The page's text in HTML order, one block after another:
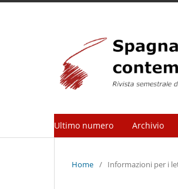
Ultimo numero Archivio
Home / Informazioni per i